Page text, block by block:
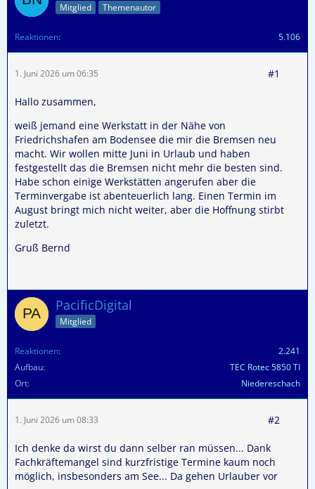
Mitglied Themenautor
Reaktionen 5.106
1. Juni 2026 um 06:35 #1
Hallo zusammen,
weiß jemand eine Werkstatt in der Nähe von
Friedrichshafen am Bodensee die mir die Bremsen neu
macht. Wir wollen mitte Juni in Urlaub und haben
festgestellt das die Bremsen nicht mehr die besten sind.
Habe schon einige Werkstätten angerufen aber die
Terminvergabe ist abenteuerlich lang. Einen Termin im
August bringt mich nicht weiter, aber die Hoffnung stirbt
zuletzt.
Gruß Bernd
PacificDigital
Mitglied
Reaktionen
2.241
Aufbau
TEC Rotec 5850 TI
Ort
Niedereschach
1. Juni 2026 um 08:33 #2
Ich denke da wirst du dann selber ran müssen... Dank
Fachkräftemangel sind kurzfristige Termine kaum noch
möglich, insbesonders am See... Da gehen Urlauber vor